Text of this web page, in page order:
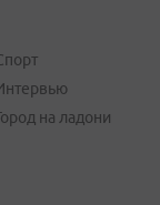
на ладони